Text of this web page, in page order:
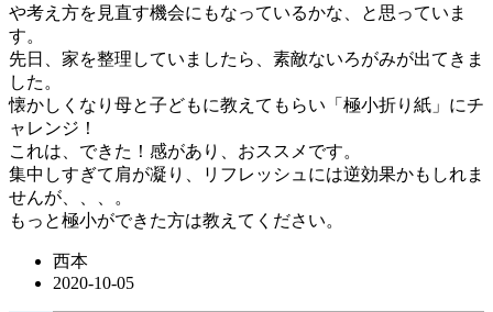
や考え方を見直す機会にもなっているかな、と思っていま
す。
先日、家を整理していましたら、素敵ないろがみが出てきま
した。
懐かしくなり母と子どもに教えてもらい「極小折り紙」にチ
ャレンジ！
これは、できた！感があり、おススメです。
集中しすぎて肩が凝り、リフレッシュには逆効果かもしれま
せんが、、、。
もっと極小ができた方は教えてください。
西本
2020-10-05